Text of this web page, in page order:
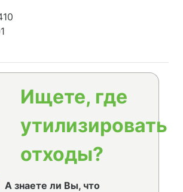
Ищете, где
утилизировать
отходы?
А знаете ли Вы, что